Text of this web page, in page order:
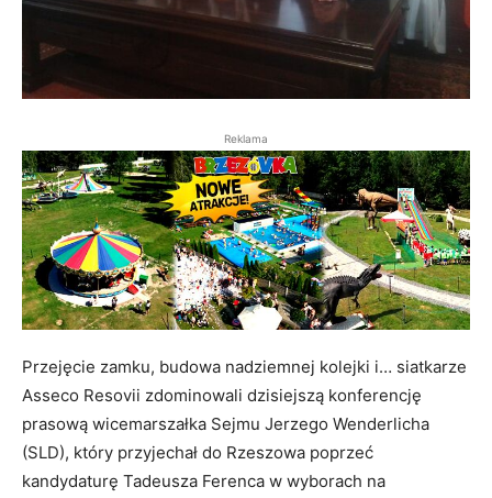
Reklama
Przejęcie zamku, budowa nadziemnej kolejki i… siatkarze
Asseco Resovii zdominowali dzisiejszą konferencję
prasową wicemarszałka Sejmu Jerzego Wenderlicha
(SLD), który przyjechał do Rzeszowa poprzeć
kandydaturę Tadeusza Ferenca w wyborach na